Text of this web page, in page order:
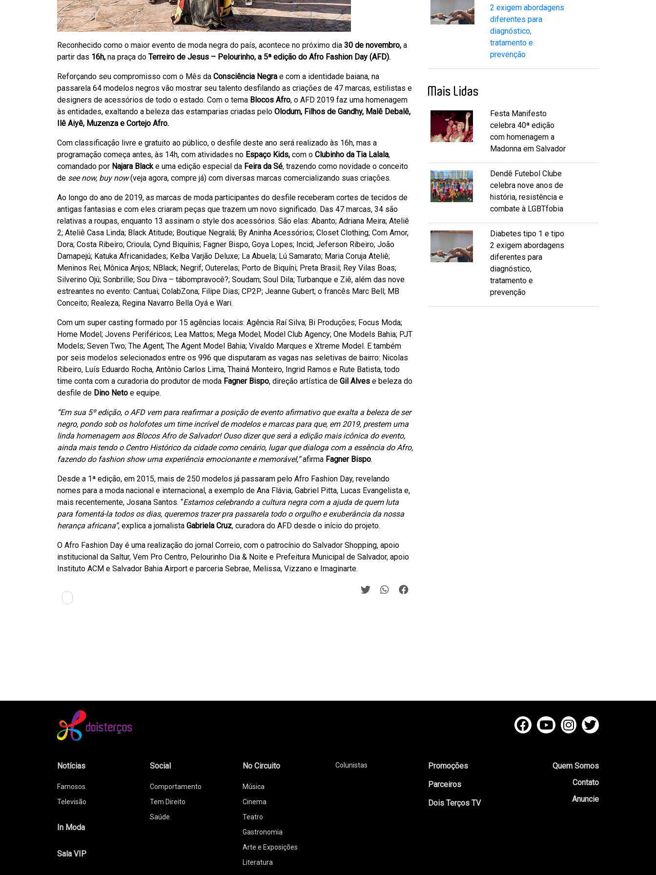
Reconhecido como o maior evento de moda negra do país, acontece no próximo dia 30 de novembro, a
partir das 16h, na praça do Terreiro de Jesus – Pelourinho, a 5ª edição do Afro Fashion Day (AFD).
Reforçando seu compromisso com o Mês da Consciência Negra e com a identidade baiana, na
passarela 64 modelos negros vão mostrar seu talento desfilando as criações de 47 marcas, estilistas e
designers de acessórios de todo o estado. Com o tema Blocos Afro, o AFD 2019 faz uma homenagem
às entidades, exaltando a beleza das estamparias criadas pelo Olodum, Filhos de Gandhy, Malê Debalê,
Ilê Aiyê, Muzenza e Cortejo Afro.
Com classificação livre e gratuito ao público, o desfile deste ano será realizado às 16h, mas a
programação começa antes, às 14h, com atividades no Espaço Kids, com o Clubinho da Tia Lalala,
comandado por Najara Black e uma edição especial da Feira da Sé, trazendo como novidade o conceito
de see now, buy now(veja agora, compre já) com diversas marcas comercializando suas criações.
Ao longo do ano de 2019, as marcas de moda participantes do desfile receberam cortes de tecidos de
antigas fantasias e com eles criaram peças que trazem um novo significado. Das 47 marcas, 34 são
relativas a roupas, enquanto 13 assinam o style dos acessórios. São elas: Abanto; Adriana Meira; Ateliê
2; Ateliê Casa Linda; Black Atitude; Boutique Negralá; By Aninha Acessórios; Closet Clothing; Com Amor,
Dora; Costa Ribeiro; Crioula; Cynd Biquínis; Fagner Bispo, Goya Lopes; Incid; Jeferson Ribeiro; João
Damapejú; Katuka Africanidades; Kelba Varjão Deluxe; La Abuela; Lú Samarato; Maria Coruja Ateliê;
Meninos Rei; Mônica Anjos; NBlack; Negrif; Outerelas; Porto de Biquíni; Preta Brasil; Rey Vilas Boas;
Silverino Ojú; Sonbrille; Sou Diva – tábompravocê?; Soudam; Soul Dila; Turbanque e Ziê, além das nove
estreantes no evento: Cantuai; ColabZona; Filipe Dias; CP2P; Jeanne Gubert; o francês Marc Bell; MB
Conceito; Realeza; Regina Navarro Bella Oyá e Wari.
Com um super casting formado por 15 agências locais: Agência Raí Silva; Bi Produções; Focus Moda;
Home Model; Jovens Periféricos; Lea Mattos; Mega Model; Model Club Agency; One Models Bahia; PJT
Models; Seven Two; The Agent; The Agent Model Bahia; Vivaldo Marques e Xtreme Model. E também
por seis modelos selecionados entre os 996 que disputaram as vagas nas seletivas de bairro: Nicolas
Ribeiro, Luís Eduardo Rocha, Antônio Carlos Lima, Thainá Monteiro, Ingrid Ramos e Rute Batista, todo
time conta com a curadoria do produtor de moda Fagner Bispo, direção artística de Gil Alves e beleza do
desfile de Dino Neto e equipe.
“Em sua 5º edição, o AFD vem para reafirmar a posição de evento afirmativo que exalta a beleza de ser
negro, pondo sob os holofotes um time incrível de modelos e marcas para que, em 2019, prestem uma
linda homenagem aos Blocos Afro de Salvador! Ouso dizer que será a edição mais icônica do evento,
ainda mais tendo o Centro Histórico da cidade como cenário, lugar que dialoga com a essência do Afro,
fazendo do fashion show uma experiência emocionante e memorável,”afirma Fagner Bispo.
Desde a 1ª edição, em 2015, mais de 250 modelos já passaram pelo Afro Fashion Day, revelando
nomes para a moda nacional e internacional, a exemplo de Ana Flávia, Gabriel Pitta, Lucas Evangelista e,
mais recentemente, Josana Santos. “Estamos celebrando a cultura negra com a ajuda de quem luta
para fomentá-la todos os dias, queremos trazer pra passarela todo o orgulho e exuberância da nossa
herança africana”, explica a jornalista Gabriela Cruz, curadora do AFD desde o início do projeto.
O Afro Fashion Day é uma realização do jornal Correio, com o patrocínio do Salvador Shopping, apoio
institucional da Saltur, Vem Pro Centro, Pelourinho Dia & Noite e Prefeitura Municipal de Salvador, apoio
Instituto ACM e Salvador Bahia Airport e parceria Sebrae, Melissa, Vizzano e Imaginarte.
2 exigem abordagens
diferentes para
diagnóstico,
tratamento e
prevenção
Mais Lidas
Festa Manifesto
celebra 40ª edição
com homenagem a
Madonna em Salvador
Dendê Futebol Clube
celebra nove anos de
história, resistência e
combate à LGBTfobia
Diabetes tipo 1 e tipo
2 exigem abordagens
diferentes para
diagnóstico,
tratamento e
prevenção
Notícias
Famosos
Televisão
In Moda
Sala VIP
Social
Comportamento
Tem Direito
Saúde
No Circuito
Música
Cinema
Teatro
Gastronomia
Arte e Exposições
Literatura
Colunistas
Promoções
Parceiros
Dois Terços TV
Quem Somos
Contato
Anuncie